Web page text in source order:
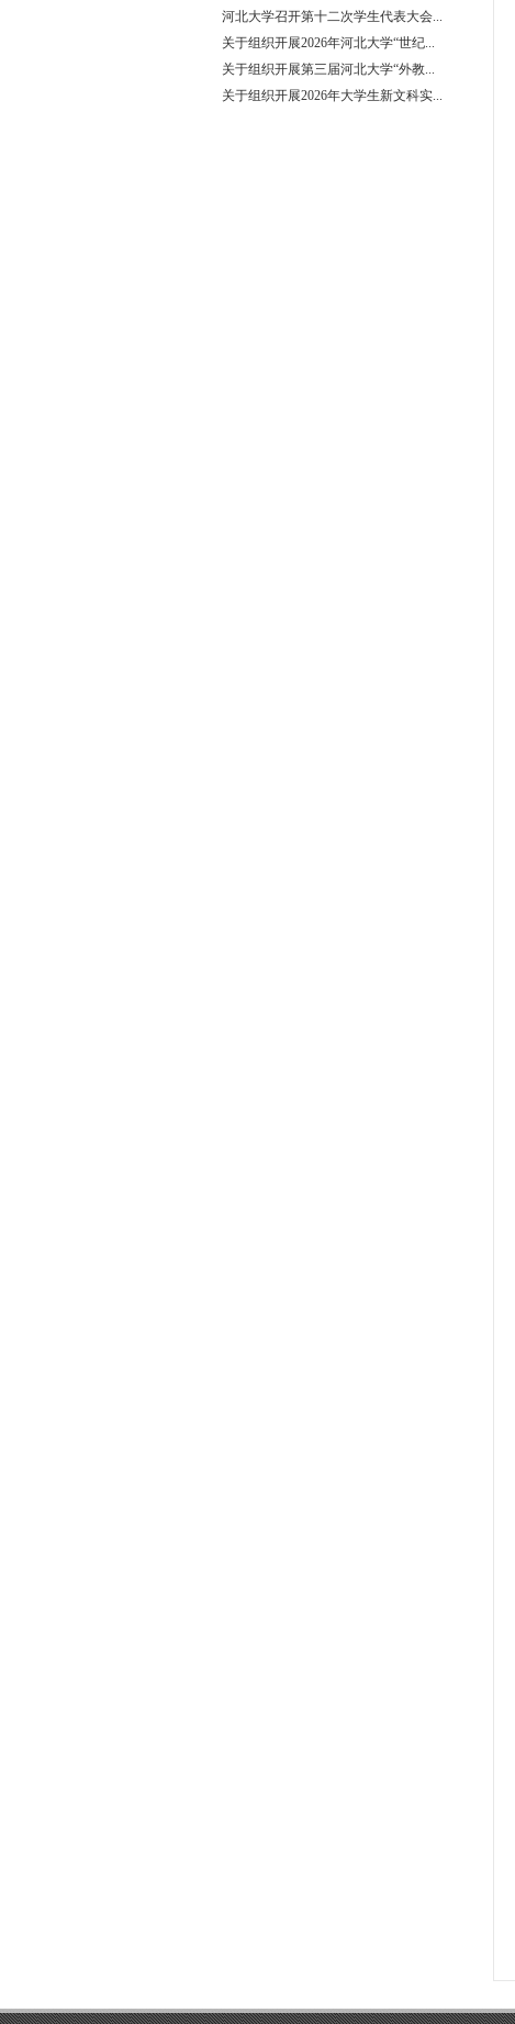
河北大学召开第十二次学生代表大会...
关于组织开展2026年河北大学“世纪...
关于组织开展第三届河北大学“外教...
关于组织开展2026年大学生新文科实...